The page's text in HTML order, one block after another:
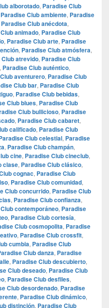
alborotado, Paradise Club
Paradise Club ambiente, Paradise
Paradise Club anécdota,
animado, Paradise Club
, Paradise Club arte, Paradise
, Paradise Club atmósfera,
atrevido, Paradise Club
, Paradise Club auténtico,
aventurero, Paradise Club
Club bar, Paradise Club
, Paradise Club bebidas,
Club blues, Paradise Club
Club bullicioso, Paradise
, Paradise Club cabaret,
calificado, Paradise Club
Club celestial, Paradise
, Paradise Club champán,
cine, Paradise Club cineclub,
clase, Paradise Club clásico,
cognac, Paradise Club
, Paradise Club comunidad,
Club concurrido, Paradise Club
, Paradise Club confianza,
contemporáneo, Paradise
, Paradise Club cortesía,
Club cosmopolita, Paradise
, Paradise Club crossfit,
cumbia, Paradise Club
Club danza, Paradise
, Paradise Club descubierto,
Club deseado, Paradise Club
, Paradise Club desfiles,
Club desordenado, Paradise
, Paradise Club dinámico,
distinción, Paradise Club